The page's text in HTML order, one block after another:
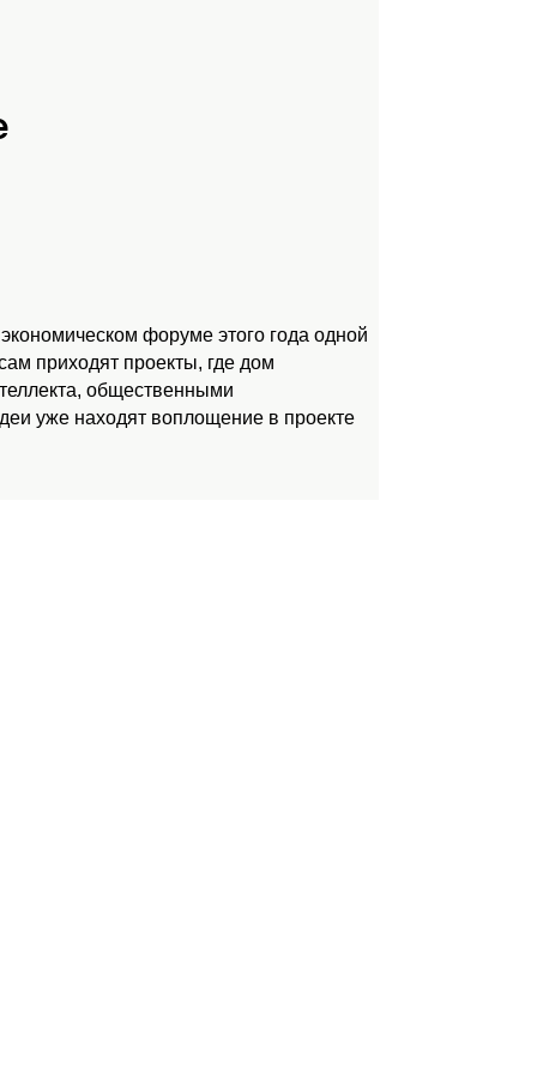
форуме этого года одной
приходят проекты, где дом
общественными
уже находят воплощение в проекте